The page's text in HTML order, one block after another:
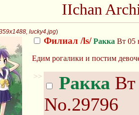
IIchan
lucky4.jpg)
Филиал /ls/ Ракка Вт 05
Едим рогалики и постим
>> Ракка Вт
No.29796